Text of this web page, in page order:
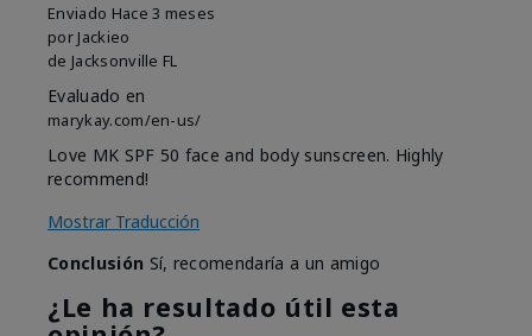
Enviado Hace 3 meses
por Jackieo
de Jacksonville FL
Evaluado en
marykay.com/en-us/
Love MK SPF 50 face and body sunscreen. Highly
recommend!
Mostrar Traducción
Conclusión Sí, recomendaría a un amigo
¿Le ha resultado útil esta